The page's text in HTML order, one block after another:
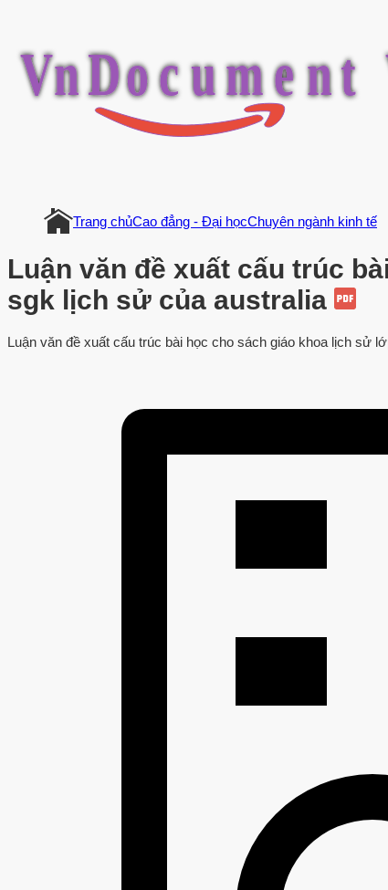
VnDocument
Trang chủCao đẳng - Đại họcChuyên ngành kinh tế
Luận văn đề xuất cấu trúc
sgk lịch sử của australia
Luận văn đề xuất cấu trúc bài học cho sách giáo khoa lịch sử